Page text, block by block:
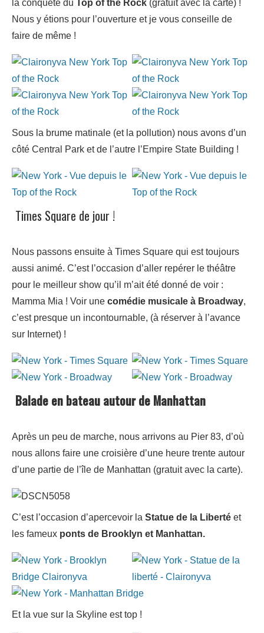
la conquête du Top of the Rock (gratuit avec la carte) !
Nous y étions pour l’ouverture et je vous conseille de
faire de même !
Sous la brume matinale (et la pollution) nous avons d’un
côté Central Park et de l’autre l’Empire State Building !
Times Square de jour !
Nous passons ensuite à Times Square qui est toujours
aussi animé. C’est l’occasion d’aller repérer le théâtre
pour le meilleur show qu’il m’ait été donné de voir :
Mamma Mia ! Voir une comédie musicale à Broadway,
c’est presque un incontournable, (à réserver à l’avance
sur Internet) !
Balade en bateau autour de Manhattan
Après un peu de marche, nous arrivons au Pier 83, d’où
nous allons faire une croisière d’une heure trente autour
d’une partie de l’île de Manhattan (gratuit avec la carte).
C’est l’occasion d’apercevoir la Statue de la Liberté et
les fameux ponts de Brooklyn et Manhattan.
Et la vue sur la Skyline est top !